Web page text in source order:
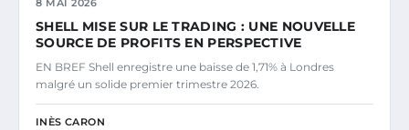
8 MAI 2026
SHELL MISE SUR LE TRADING : UNE NOUVELLE
SOURCE DE PROFITS EN PERSPECTIVE
EN BREF Shell enregistre une baisse de 1,71% à Londres
malgré un solide premier trimestre 2026.
INÈS CARON